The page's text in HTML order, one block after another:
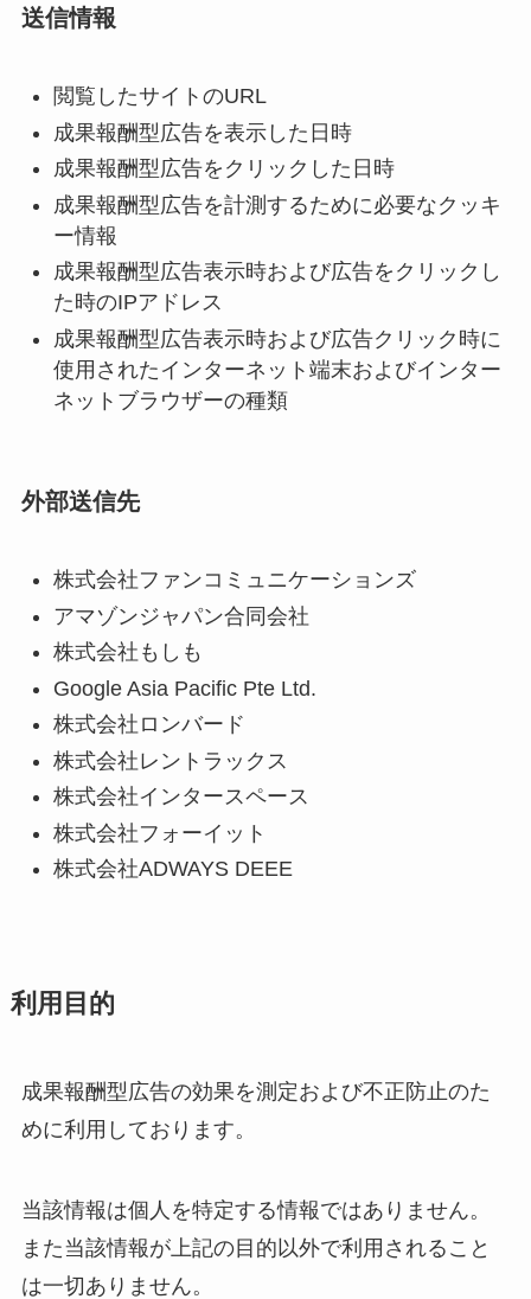
送信情報
閲覧したサイトのURL
成果報酬型広告を表示した日時
成果報酬型広告をクリックした日時
成果報酬型広告を計測するために必要なクッキ
ー情報
成果報酬型広告表示時および広告をクリックし
た時のIPアドレス
成果報酬型広告表示時および広告クリック時に
使用されたインターネット端末およびインター
ネットブラウザーの種類
外部送信先
株式会社ファンコミュニケーションズ
アマゾンジャパン合同会社
株式会社もしも
Google Asia Pacific Pte Ltd.
株式会社ロンバード
株式会社レントラックス
株式会社インタースペース
株式会社フォーイット
株式会社ADWAYS DEEE
利用目的
成果報酬型広告の効果を測定および不正防止のた
めに利用しております。
当該情報は個人を特定する情報ではありません。
また当該情報が上記の目的以外で利用されること
は一切ありません。